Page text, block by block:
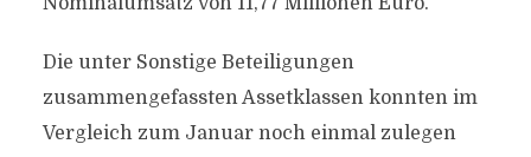
Die unter Sonstige Beteiligungen
zusammengefassten Assetklassen konnten im
Vergleich zum Januar noch einmal zulegen